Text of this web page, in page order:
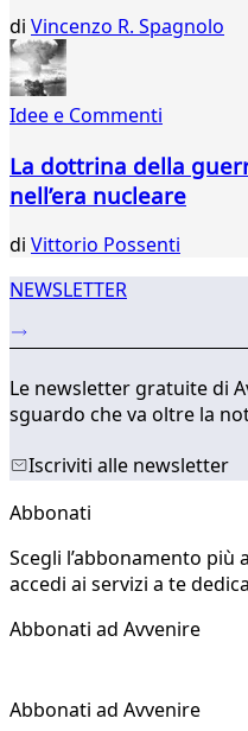
...
di Vincenzo R. Spagnolo
Idee e Commenti
La dottrina della
nell’era nucleare
di Vittorio Possenti
NEWSLETTER
Le newsletter gratuite di
sguardo che va oltre la
Iscriviti alle newsletter
Abbonati
Scegli l’abbonamento più
accedi ai servizi a te
Abbonati ad Avvenire
Abbonati ad Avvenire